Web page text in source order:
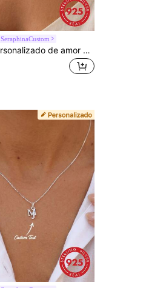
SeraphinaCustom
Collar personalizado de amor eterno de plata de ley 925 - Collar de pareja con símbolo del infinito - Joyería personalizada para mujer - Collar de nombre hecho a mano de plata - Elegante collar con nombre